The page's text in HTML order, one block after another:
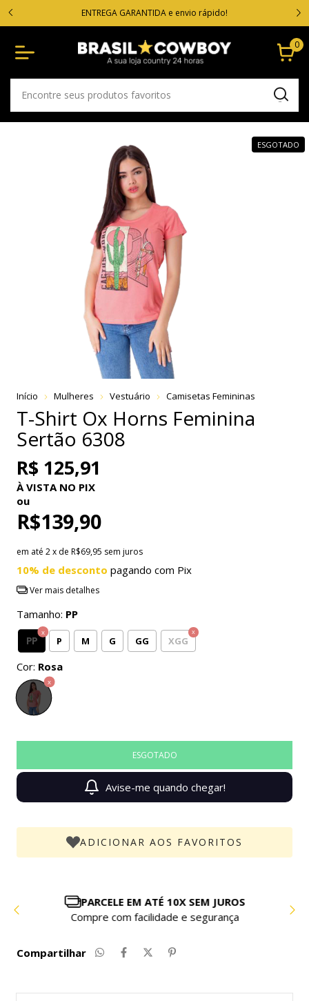
ENTREGA GARANTIDA e envio rápido!
0
ESGOTADO
Início Mulheres Vestuário Camisetas Femininas
T-Shirt Ox Horns Feminina
Sertão 6308
R$ 125,91
À VISTA NO PIX
ou
R$139,90
em até 2x de R$69,95 sem juros
10% de desconto pagando com Pix
Ver mais detalhes
Tamanho: PP
PP P M G GG XGG
Cor: Rosa
Avise-me quando chegar!
ADICIONAR AOS FAVORITOS
PARCELE EM ATÉ 10X SEM JUROS
Compre com facilidade e segurança
Compartilhar